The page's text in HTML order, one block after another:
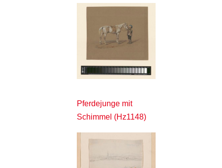
Pferdejunge mit
Schimmel (Hz1148)